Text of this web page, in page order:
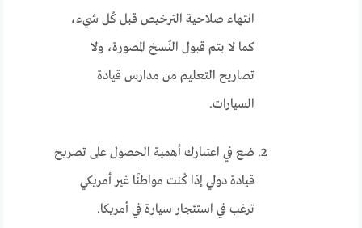
انتهاء صلاحية الترخيص قبل كُل شيء،
كما لا يتم قبول النُسخ المصورة، ولا
تصاريح التعليم من مدارس قيادة
السيارات.
ضع في اعتبارك أهمية الحصول على تصريح
قيادة دولي إذا كُنت مواطنًا غير أمريكي
ترغب في استئجار سيارة في أمريكا.